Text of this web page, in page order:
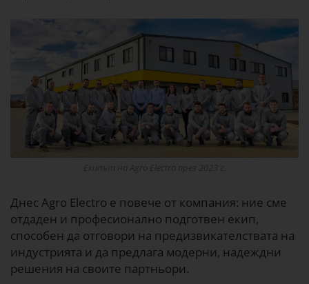
Днес Agro Electro е повече от компания: ние сме
отдаден и професионално подготвен екип,
способен да отговори на предизвикателствата на
индустрията и да предлага модерни, надеждни
решения на своите партньори.